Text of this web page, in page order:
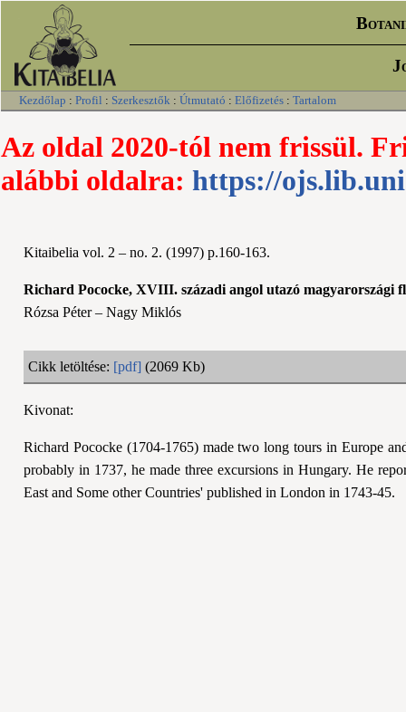
Kezdőlap : Profil : Szerkesztők : Útmutató : Előfizetés : Tartalom
Az oldal 2020-tól nem frissül.
alábbi oldalra: https://
Kitaibelia vol. 2 – no. 2. (1997) p.160-163.
Richard Pococke, XVIII. századi angol utazó magyarországi
Rózsa Péter – Nagy Miklós
Cikk letöltése: [pdf] (2069 Kb)
Kivonat:
Richard Pococke (1704-1765) made two long tours in Europe
probably in 1737, he made three excursions in Hungary. He
East and Some other Countries' published in London in 1743-45.